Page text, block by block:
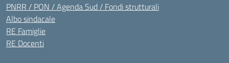
PNRR / PON / Agenda Sud / Fondi strutturali
Albo sindacale
RE Famiglie
RE Docenti